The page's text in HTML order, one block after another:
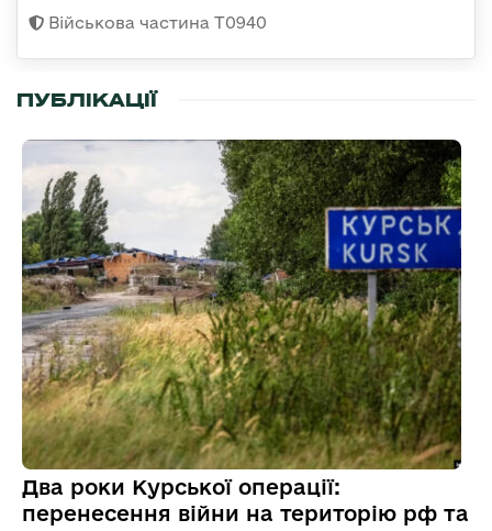
Військова частина Т0940
ПУБЛІКАЦІЇ
Два роки Курської операції:
перенесення війни на територію рф та